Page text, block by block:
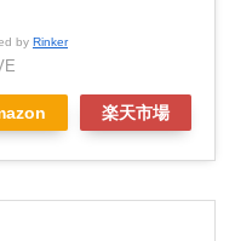
by Rinker
楽天市場